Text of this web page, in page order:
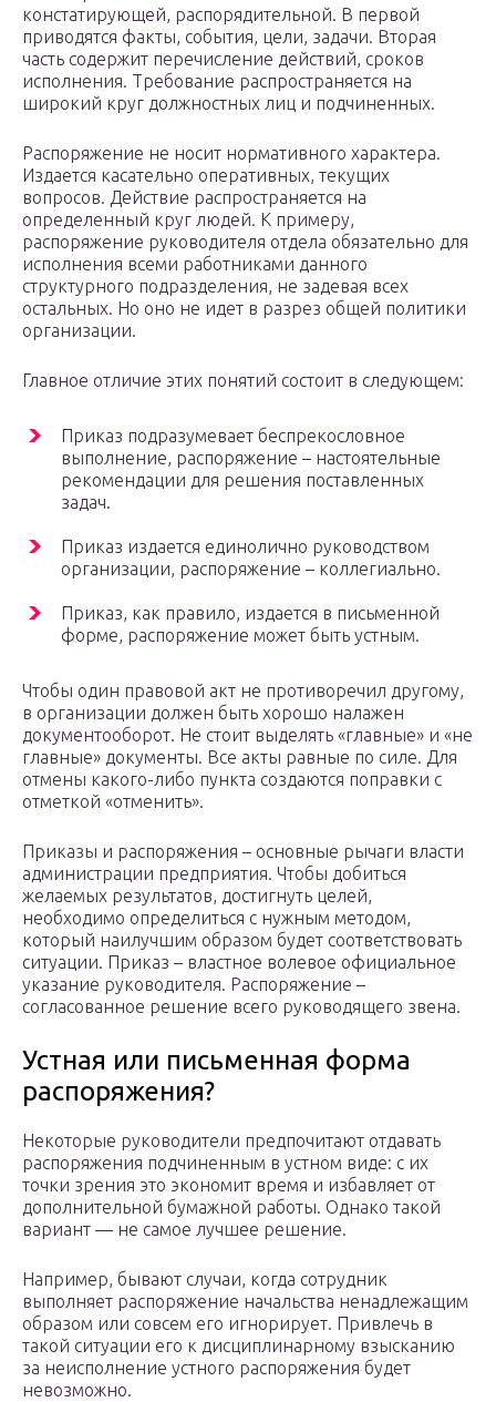
констатирующей, распорядительной. В первой
приводятся факты, события, цели, задачи. Вторая
часть содержит перечисление действий, сроков
исполнения. Требование распространяется на
широкий круг должностных лиц и подчиненных.
Распоряжение не носит нормативного характера.
Издается касательно оперативных, текущих
вопросов. Действие распространяется на
определенный круг людей. К примеру,
распоряжение руководителя отдела обязательно для
исполнения всеми работниками данного
структурного подразделения, не задевая всех
остальных. Но оно не идет в разрез общей политики
организации.
Главное отличие этих понятий состоит в следующем:
Приказ подразумевает беспрекословное
выполнение, распоряжение – настоятельные
рекомендации для решения поставленных
задач.
Приказ издается единолично руководством
организации, распоряжение – коллегиально.
Приказ, как правило, издается в письменной
форме, распоряжение может быть устным.
Чтобы один правовой акт не противоречил другому,
в организации должен быть хорошо налажен
документооборот. Не стоит выделять «главные» и «не
главные» документы. Все акты равные по силе. Для
отмены какого-либо пункта создаются поправки с
отметкой «отменить».
Приказы и распоряжения – основные рычаги власти
администрации предприятия. Чтобы добиться
желаемых результатов, достигнуть целей,
необходимо определиться с нужным методом,
который наилучшим образом будет соответствовать
ситуации. Приказ – властное волевое официальное
указание руководителя. Распоряжение –
согласованное решение всего руководящего звена.
Устная или письменная форма
распоряжения?
Некоторые руководители предпочитают отдавать
распоряжения подчиненным в устном виде: с их
точки зрения это экономит время и избавляет от
дополнительной бумажной работы. Однако такой
вариант — не самое лучшее решение.
Например, бывают случаи, когда сотрудник
выполняет распоряжение начальства ненадлежащим
образом или совсем его игнорирует. Привлечь в
такой ситуации его к дисциплинарному взысканию
за неисполнение устного распоряжения будет
невозможно.